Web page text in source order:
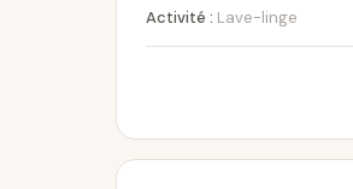
Activité : Lave-linge